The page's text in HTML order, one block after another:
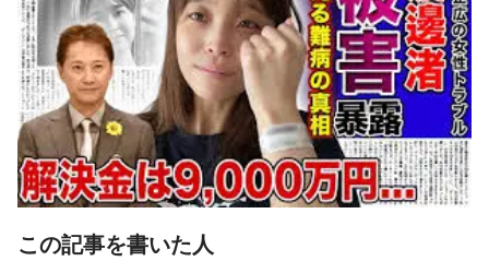
この記事を書いた人